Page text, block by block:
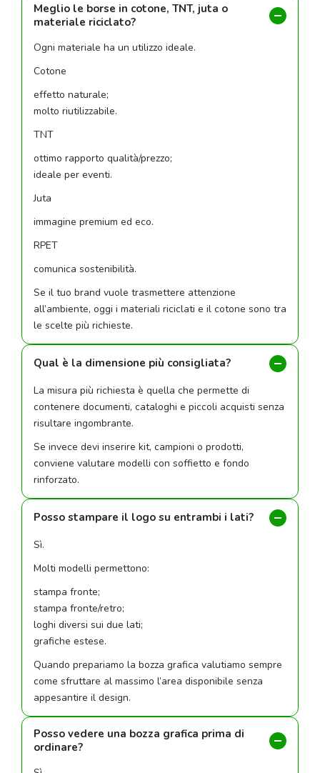
Meglio le borse in cotone, TNT, juta o
materiale riciclato?
Ogni materiale ha un utilizzo ideale.
Cotone
effetto naturale;
molto riutilizzabile.
TNT
ottimo rapporto qualità/prezzo;
ideale per eventi.
Juta
immagine premium ed eco.
RPET
comunica sostenibilità.
Se il tuo brand vuole trasmettere attenzione
all’ambiente, oggi i materiali riciclati e il cotone sono tra
le scelte più richieste.
Qual è la dimensione più consigliata?
La misura più richiesta è quella che permette di
contenere documenti, cataloghi e piccoli acquisti senza
risultare ingombrante.
Se invece devi inserire kit, campioni o prodotti,
conviene valutare modelli con soffietto e fondo
rinforzato.
Posso stampare il logo su entrambi i lati?
Sì.
Molti modelli permettono:
stampa fronte;
stampa fronte/retro;
loghi diversi sui due lati;
grafiche estese.
Quando prepariamo la bozza grafica valutiamo sempre
come sfruttare al massimo l’area disponibile senza
appesantire il design.
Posso vedere una bozza grafica prima di
ordinare?